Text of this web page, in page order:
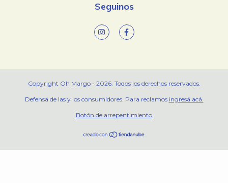
Seguinos
Copyright Oh Margo - 2026. Todos los derechos reservados.
Defensa de las y los consumidores. Para reclamos ingresá acá.
Botón de arrepentimiento